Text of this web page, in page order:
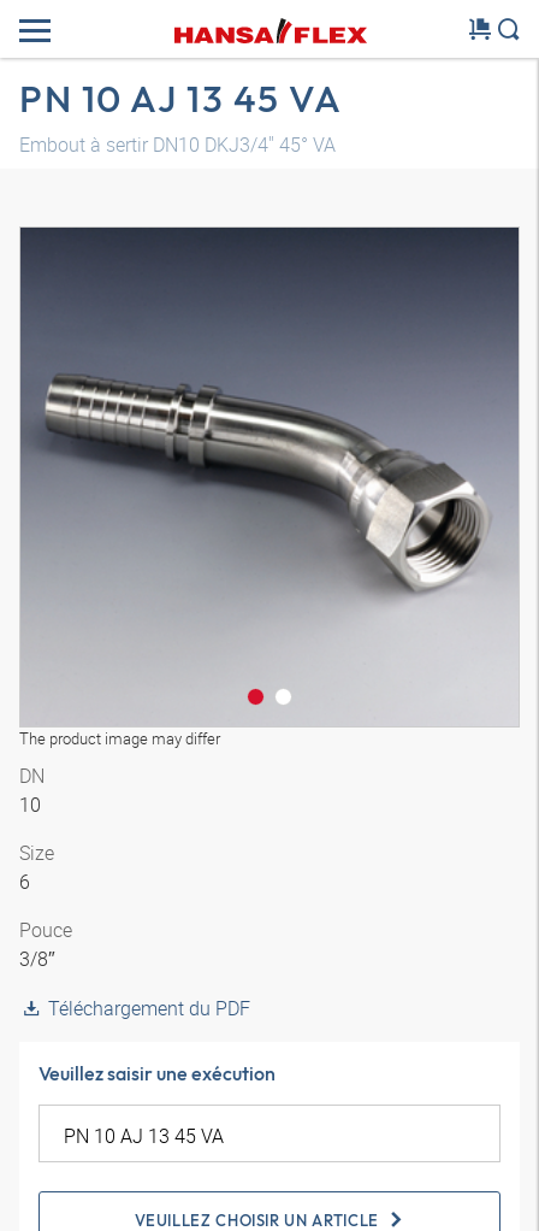
PN 10 AJ 13 45 VA
Embout à sertir DN10 DKJ3/4" 45° VA
The product image may differ
DN
10
Size
6
Pouce
3/8″
Téléchargement du PDF
Veuillez saisir une exécution
VEUILLEZ CHOISIR UN ARTICLE